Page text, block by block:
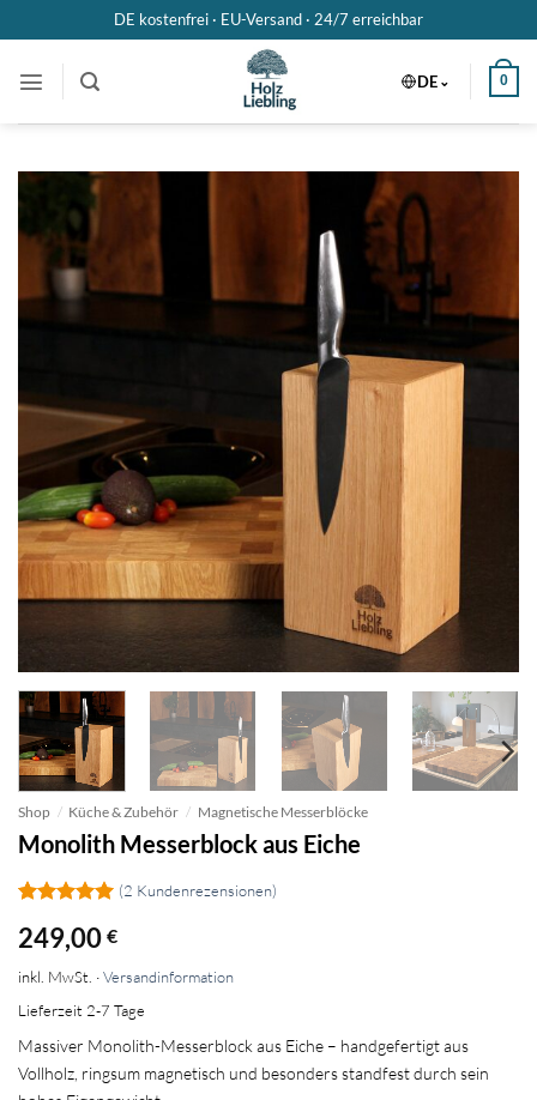
Inhalt
DE kostenfrei · EU-Versand · 24/7 erreichbar
DE 0
Shop / Küche & Zubehör / Magnetische Messerblöcke
Monolith Messerblock aus Eiche
mit5von
5, basierend
auf
(2 Kundenrezensionen)
249,00 €
inkl. MwSt. ·Versandinformation
Lieferzeit 2-7 Tage
Massiver Monolith-Messerblock aus Eiche – handgefertigt aus
Vollholz, ringsum magnetisch und besonders standfest durch sein